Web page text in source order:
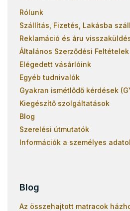
Rólunk
Szállítás, Fizetés, Lakásba
Reklamáció és áru
Általános Szerződési Feltételek
Elégedett vásárlóink
Egyéb tudnivalók
Gyakran ismétlődő kérdések
Kiegészítő szolgáltatások
Blog
Szerelési útmutatók
Információk a személyes
Blog
Az összehajtott matracok